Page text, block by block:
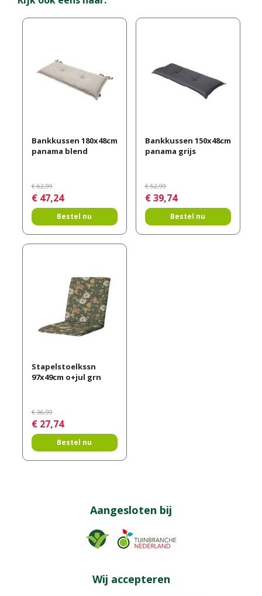
Bankkussen 180x48cm
panama blend
€ 62,99
€ 47,24
Bestel nu
Bankkussen 150x48cm
panama grijs
€ 52,99
€ 39,74
Bestel nu
Stapelstoelkssn
97x49cm o+jul grn
€ 36,99
€ 27,74
Bestel nu
Aangesloten bij
Wij accepteren